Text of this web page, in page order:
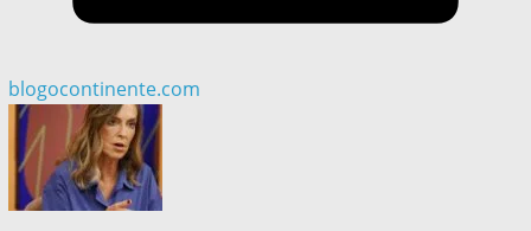
blogocontinente.com